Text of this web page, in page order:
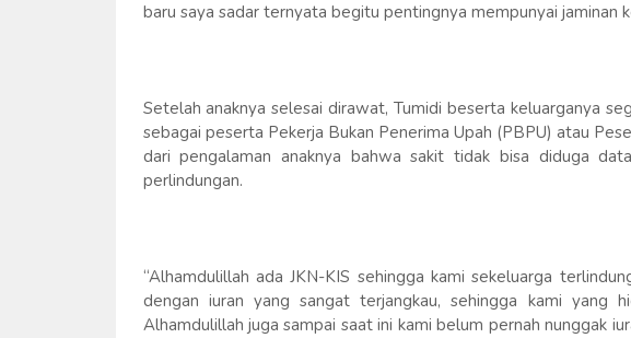
baru saya sadar ternyata begitu pentingnya mempunyai jaminan
Setelah anaknya selesai dirawat, Tumidi beserta keluarganya
sebagai peserta Pekerja Bukan Penerima Upah (PBPU) atau
dari pengalaman anaknya bahwa sakit tidak bisa diduga
perlindungan.
“Alhamdulillah ada JKN-KIS sehingga kami sekeluarga
dengan iuran yang sangat terjangkau, sehingga kami yang
Alhamdulillah juga sampai saat ini kami belum pernah nunggak